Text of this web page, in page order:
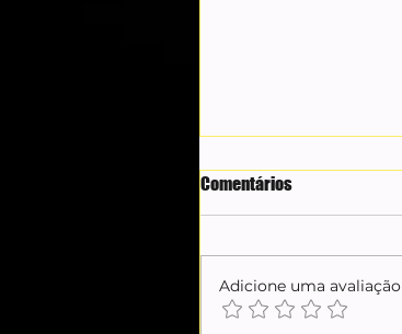
Comentários
Adicione uma avaliação